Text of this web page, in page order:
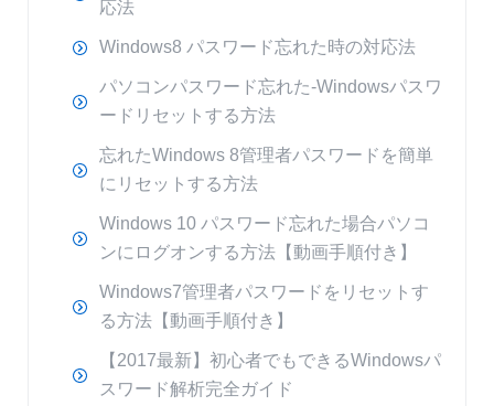
応法
Windows8 パスワード忘れた時の対応法
パソコンパスワード忘れた-Windowsパスワ
ードリセットする方法
忘れたWindows 8管理者パスワードを簡単
にリセットする方法
Windows 10 パスワード忘れた場合パソコ
ンにログオンする方法【動画手順付き】
Windows7管理者パスワードをリセットす
る方法【動画手順付き】
【2017最新】初心者でもできるWindowsパ
スワード解析完全ガイド